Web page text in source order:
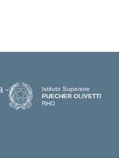
Istituto Superiore
PUECHER OLIVETTI
RHO